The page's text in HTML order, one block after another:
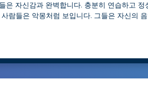
자신감과 완벽합니다. 충분히 연습하고
람들은 악몽처럼 보입니다. 그들은 자신의